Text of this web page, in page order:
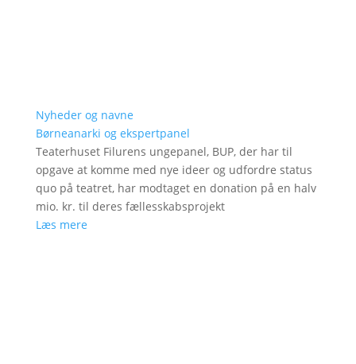
Nyheder og navne
Børneanarki og ekspertpanel
Teaterhuset Filurens ungepanel, BUP, der har til
opgave at komme med nye ideer og udfordre status
quo på teatret, har modtaget en donation på en halv
mio. kr. til deres fællesskabsprojekt
Læs mere